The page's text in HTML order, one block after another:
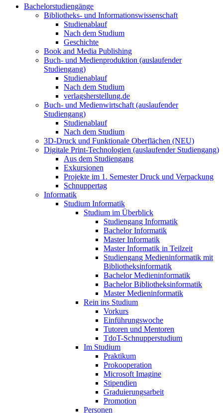
Bachelorstudiengänge
Bibliotheks- und Informationswissenschaft
Studienablauf
Nach dem Studium
Geschichte
Book and Media Publishing
Buch- und Medienproduktion (auslaufender
Studiengang)
Studienablauf
Nach dem Studium
verlagsherstellung.de
Buch- und Medienwirtschaft (auslaufender
Studiengang)
Studienablauf
Nach dem Studium
3D-Druck und Funktionale Oberflächen (NEU)
Digitale Print-Technologien (auslaufender Studiengang)
Aus dem Studiengang
Exkursionen
Projekte im 1. Semester Druck und Verpackung
Schnuppertag
Informatik
Studium Informatik
Studium im Überblick
Studiengang Informatik
Bachelor Informatik
Master Informatik
Master Informatik in Teilzeit
Studiengang Medieninformatik mit
Bibliotheksinformatik
Bachelor Medieninformatik
Bachelor Bibliotheksinformatik
Master Medieninformatik
Rein ins Studium
Vorkurs
Einführungswoche
Tutoren und Mentoren
TdoT-Schnupperstudium
Im Studium
Praktikum
Prokooperation
Microsoft Imagine
Stipendien
Graduierungsarbeit
Promotion
Personen